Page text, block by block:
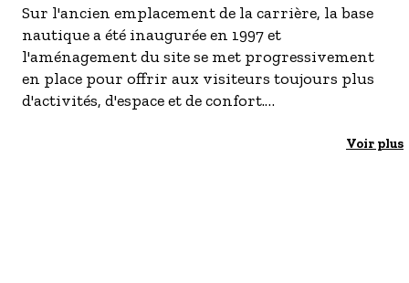
- Les établissements Accueil vélo
LES OFFRES MYPROVENCE
S'inscrire à nos newsletters
Sur l'ancien emplacement de la carrière, la base
nautique a été inaugurée en 1997 et
l'aménagement du site se met progressivement
en place pour offrir aux visiteurs toujours plus
d'activités, d'espace et de confort.
Voir plus